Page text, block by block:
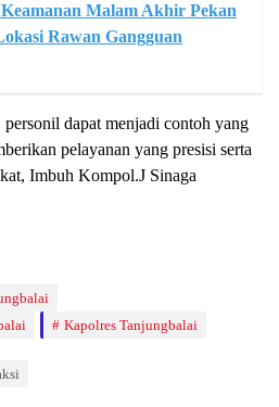
Malam Akhir Pekan
Rawan Gangguan
dapat menjadi contoh yang
pelayanan yang presisi serta
Imbuh Kompol.J Sinaga
Kapolres Tanjungbalai